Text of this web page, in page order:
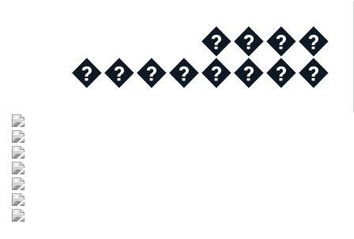
����
��������